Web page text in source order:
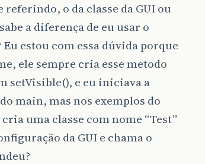
o da classe da GUI ou
a diferença de eu usar o
estou com essa dúvida porque
ele sempre cria esse metodo
setVisible(), e eu iniciava a
main, mas nos exemplos do
uma classe com nome “Test”
da GUI e chama o